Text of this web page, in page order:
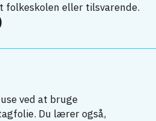
folkeskolen eller tilsvarende.
ved at bruge
Du lærer også,